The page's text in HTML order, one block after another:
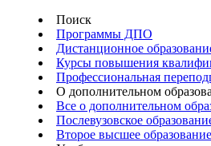
Поиск
Программы ДПО
Дистанционное
Курсы повышения
Профессиональная
О дополнительном
Все о дополнительном
Послевузовское
Второе высшее образование